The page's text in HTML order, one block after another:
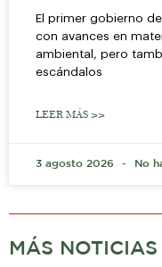
El primer gobierno
con avances en
ambiental, pero
escándalos
LEER MÁS >>
3 agosto 2026 No
MÁS NOTICIAS